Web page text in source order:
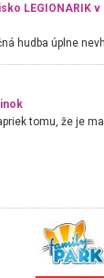
LEGIONARIK v